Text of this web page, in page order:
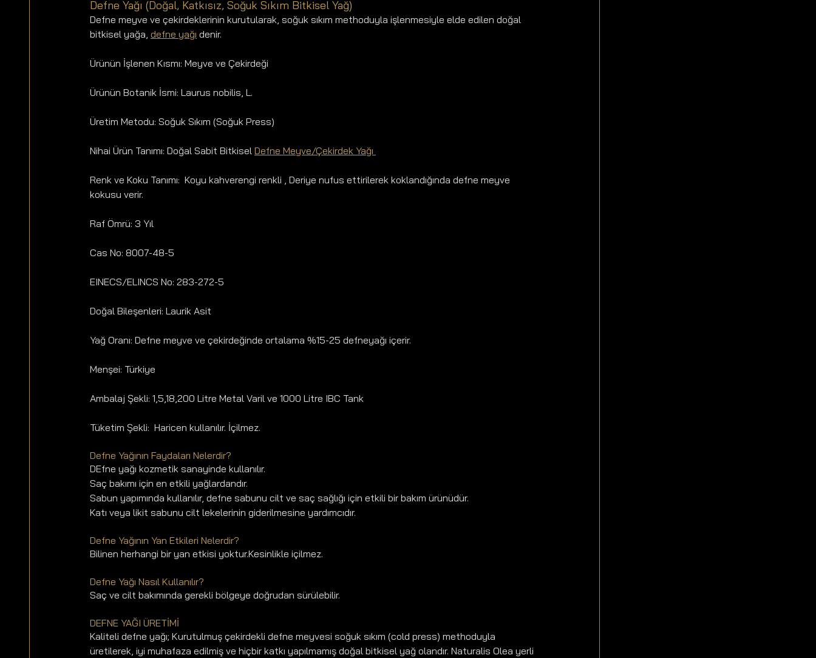
Defne Yağı (Doğal, Katkısız, Soğuk Sıkım Bitkisel Yağ)
Defne meyve ve çekirdeklerinin kurutularak, soğuk sıkım methoduyla işlenmesiyle elde edilen doğal
bitkisel yağa, defne yağı denir.
Ürünün İşlenen Kısmı: Meyve ve Çekirdeği
Ürünün Botanik İsmi: Laurus nobilis, L.
Üretim Metodu: Soğuk Sıkım (Soğuk Press)
Nihai Ürün Tanımı: Doğal Sabit Bitkisel Defne Meyve/Çekirdek Yağı
Renk ve Koku Tanımı:  Koyu kahverengi renkli , Deriye nufus ettirilerek koklandığında defne meyve
kokusu verir.
Raf Ömrü: 3 Yıl
Cas No: 8007-48-5
EINECS/ELINCS No: 283-272-5
Doğal Bileşenleri: Laurik Asit
Yağ Oranı: Defne meyve ve çekirdeğinde ortalama %15-25 defneyağı içerir.
Menşei: Türkiye
Ambalaj Şekli: 1,5,18,200 Litre Metal Varil ve 1000 Litre IBC Tank
Tüketim Şekli:  Haricen kullanılır. İçilmez.
Defne Yağının Faydaları Nelerdir?
DEfne yağı kozmetik sanayinde kullanılır.
Saç bakımı için en etkili yağlardandır.
Sabun yapımında kullanılır, defne sabunu cilt ve saç sağlığı için etkili bir bakım ürünüdür.
Katı veya likit sabunu cilt lekelerinin giderilmesine yardımcıdır.
Defne Yağının Yan Etkileri Nelerdir?
Bilinen herhangi bir yan etkisi yoktur.Kesinlikle içilmez.
Defne Yağı Nasıl Kullanılır?
Saç ve cilt bakımında gerekli bölgeye doğrudan sürülebilir.
DEFNE YAĞI ÜRETİMİ
Kaliteli defne yağı; Kurutulmuş çekirdekli defne meyvesi soğuk sıkım (cold press) methoduyla
üretilerek, iyi muhafaza edilmiş ve hiçbir katkı yapılmamış doğal bitkisel yağ olandır. Naturalis Olea yerli